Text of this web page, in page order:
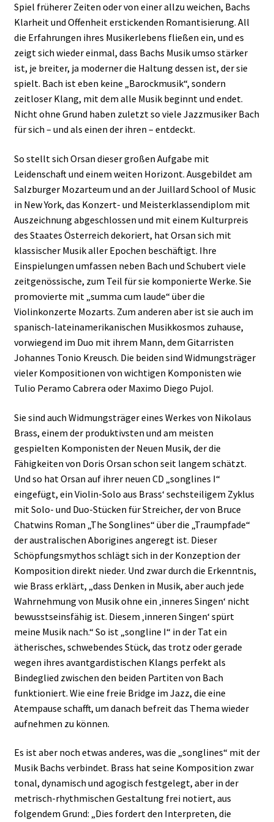
Spiel früherer Zeiten oder von einer allzu weichen, Bachs
Klarheit und Offenheit erstickenden Romantisierung. All
die Erfahrungen ihres Musikerlebens fließen ein, und es
zeigt sich wieder einmal, dass Bachs Musik umso stärker
ist, je breiter, ja moderner die Haltung dessen ist, der sie
spielt. Bach ist eben keine „Barockmusik“, sondern
zeitloser Klang, mit dem alle Musik beginnt und endet.
Nicht ohne Grund haben zuletzt so viele Jazzmusiker Bach
für sich – und als einen der ihren – entdeckt.
So stellt sich Orsan dieser großen Aufgabe mit
Leidenschaft und einem weiten Horizont. Ausgebildet am
Salzburger Mozarteum und an der Juillard School of Music
in New York, das Konzert- und Meisterklassendiplom mit
Auszeichnung abgeschlossen und mit einem Kulturpreis
des Staates Österreich dekoriert, hat Orsan sich mit
klassischer Musik aller Epochen beschäftigt. Ihre
Einspielungen umfassen neben Bach und Schubert viele
zeitgenössische, zum Teil für sie komponierte Werke. Sie
promovierte mit „summa cum laude“ über die
Violinkonzerte Mozarts. Zum anderen aber ist sie auch im
spanisch-lateinamerikanischen Musikkosmos zuhause,
vorwiegend im Duo mit ihrem Mann, dem Gitarristen
Johannes Tonio Kreusch. Die beiden sind Widmungsträger
vieler Kompositionen von wichtigen Komponisten wie
Tulio Peramo Cabrera oder Maximo Diego Pujol.
Sie sind auch Widmungsträger eines Werkes von Nikolaus
Brass, einem der produktivsten und am meisten
gespielten Komponisten der Neuen Musik, der die
Fähigkeiten von Doris Orsan schon seit langem schätzt.
Und so hat Orsan auf ihrer neuen CD „songlines I“
eingefügt, ein Violin-Solo aus Brass‘ sechsteiligem Zyklus
mit Solo- und Duo-Stücken für Streicher, der von Bruce
Chatwins Roman „The Songlines“ über die „Traumpfade“
der australischen Aborigines angeregt ist. Dieser
Schöpfungsmythos schlägt sich in der Konzeption der
Komposition direkt nieder. Und zwar durch die Erkenntnis,
wie Brass erklärt, „dass Denken in Musik, aber auch jede
Wahrnehmung von Musik ohne ein ‚inneres Singen‘ nicht
bewusstseinsfähig ist. Diesem ‚inneren Singen‘ spürt
meine Musik nach.“ So ist „songline I“ in der Tat ein
ätherisches, schwebendes Stück, das trotz oder gerade
wegen ihres avantgardistischen Klangs perfekt als
Bindeglied zwischen den beiden Partiten von Bach
funktioniert. Wie eine freie Bridge im Jazz, die eine
Atempause schafft, um danach befreit das Thema wieder
aufnehmen zu können.
Es ist aber noch etwas anderes, was die „songlines“ mit der
Musik Bachs verbindet. Brass hat seine Komposition zwar
tonal, dynamisch und agogisch festgelegt, aber in der
metrisch-rhythmischen Gestaltung frei notiert, aus
folgendem Grund: „Dies fordert den Interpreten, die